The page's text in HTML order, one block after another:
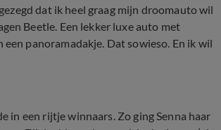
dat ik heel graag mijn droomauto wil
Beetle. Een lekker luxe auto met
panoramadakje. Dat sowieso. En ik wil
in een rijtje winnaars. Zo ging Senna haar